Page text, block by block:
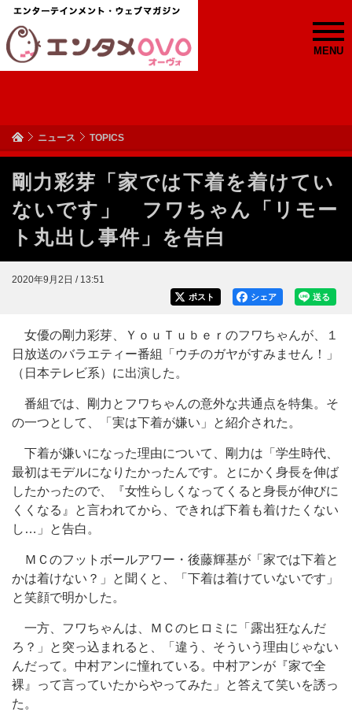
MENU
ニュース TOPICS
剛力彩芽「家では下着を着けてい
ないです」 フワちゃん「リモー
ト丸出し事件」を告白
2020年9月2日 / 13:51
送る
シェア
ポスト
女優の剛力彩芽、ＹｏｕＴｕｂｅｒのフワちゃんが、１
日放送のバラエティー番組「ウチのガヤがすみません！」
（日本テレビ系）に出演した。
番組では、剛力とフワちゃんの意外な共通点を特集。そ
の一つとして、「実は下着が嫌い」と紹介された。
下着が嫌いになった理由について、剛力は「学生時代、
最初はモデルになりたかったんです。とにかく身長を伸ば
したかったので、『女性らしくなってくると身長が伸びに
くくなる』と言われてから、できれば下着も着けたくない
し…」と告白。
ＭＣのフットボールアワー・後藤輝基が「家では下着と
かは着けない？」と聞くと、「下着は着けていないです」
と笑顔で明かした。
一方、フワちゃんは、ＭＣのヒロミに「露出狂なんだ
ろ？」と突っ込まれると、「違う、そういう理由じゃない
んだって。中村アンに憧れている。中村アンが『家で全
裸』って言っていたからやってみた」と答えて笑いを誘っ
た。